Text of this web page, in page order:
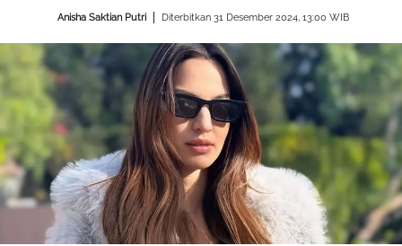
Anisha Saktian Putri Diterbitkan 31 Desember 2024, 13:00 WIB